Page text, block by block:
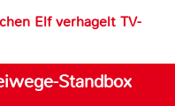
Elf verhagelt TV-
Standbox